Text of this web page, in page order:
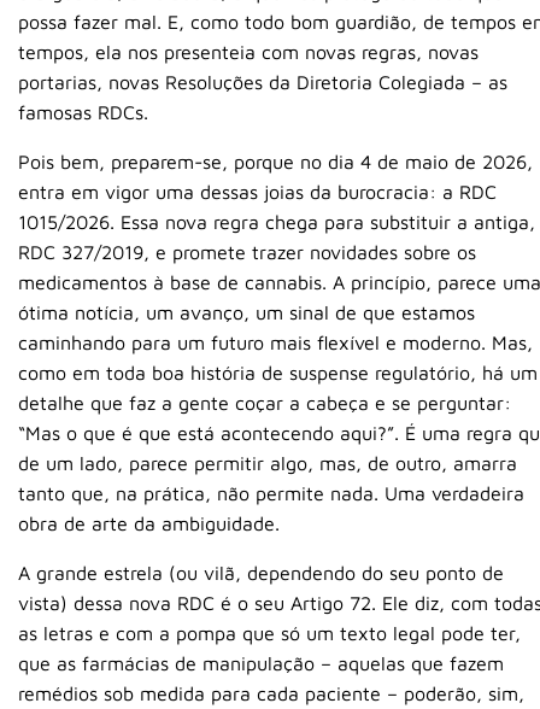
possa fazer mal. E, como todo bom guardião, de tempos
tempos, ela nos presenteia com novas regras, novas
portarias, novas Resoluções da Diretoria Colegiada – as
famosas RDCs.
Pois bem, preparem-se, porque no dia 4 de maio de 2026,
entra em vigor uma dessas joias da burocracia: a RDC
1015/2026. Essa nova regra chega para substituir a antiga,
RDC 327/2019, e promete trazer novidades sobre os
medicamentos à base de cannabis. A princípio, parece uma
ótima notícia, um avanço, um sinal de que estamos
caminhando para um futuro mais flexível e moderno. Mas,
como em toda boa história de suspense regulatório, há um
detalhe que faz a gente coçar a cabeça e se perguntar:
“Mas o que é que está acontecendo aqui?”. É uma regra
de um lado, parece permitir algo, mas, de outro, amarra
tanto que, na prática, não permite nada. Uma verdadeira
obra de arte da ambiguidade.
A grande estrela (ou vilã, dependendo do seu ponto de
vista) dessa nova RDC é o seu Artigo 72. Ele diz, com
as letras e com a pompa que só um texto legal pode ter,
que as farmácias de manipulação – aquelas que fazem
remédios sob medida para cada paciente – poderão, sim,